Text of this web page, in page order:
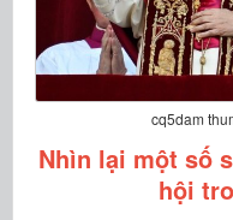
cq5dam
Nhìn lại một số
hội